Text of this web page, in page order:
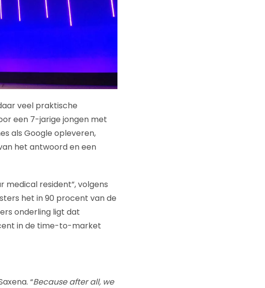
veel praktische
een 7-jarige jongen met
als Google opleveren,
het antwoord en een
medical resident”, volgens
het in 90 procent van de
onderling ligt dat
in de time-to-market
“Because after all, we